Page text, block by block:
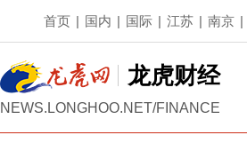
首页 | 国内 | 国际 | 江苏 | 南京 |
龙虎财经
NEWS.LONGHOO.NET/FINANCE